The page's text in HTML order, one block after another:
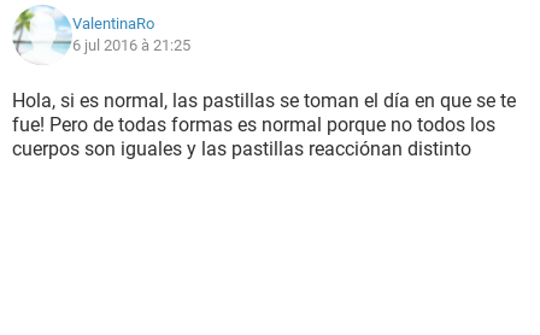
ValentinaRo
6 jul 2016 à 21:25
Hola, si es normal, las pastillas se toman el día en que se te
fue! Pero de todas formas es normal porque no todos los
cuerpos son iguales y las pastillas reacciónan distinto